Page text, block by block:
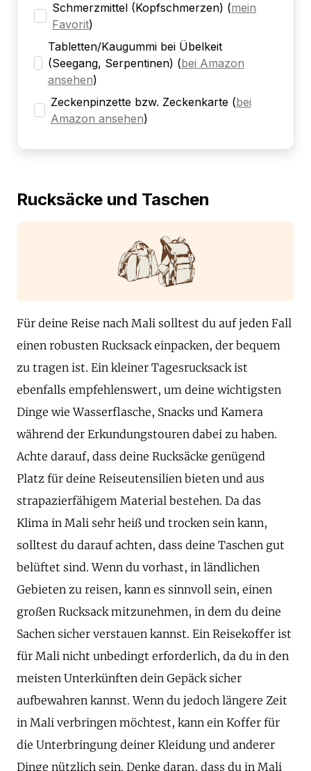
Schmerzmittel (Kopfschmerzen) (mein
Favorit)
Tabletten/Kaugummi bei Übelkeit
(Seegang, Serpentinen) (bei Amazon
ansehen)
Zeckenpinzette bzw. Zeckenkarte (bei
Amazon ansehen)
Rucksäcke und Taschen
Für deine Reise nach Mali solltest du auf jeden Fall
einen robusten Rucksack einpacken, der bequem
zu tragen ist. Ein kleiner Tagesrucksack ist
ebenfalls empfehlenswert, um deine wichtigsten
Dinge wie Wasserflasche, Snacks und Kamera
während der Erkundungstouren dabei zu haben.
Achte darauf, dass deine Rucksäcke genügend
Platz für deine Reiseutensilien bieten und aus
strapazierfähigem Material bestehen. Da das
Klima in Mali sehr heiß und trocken sein kann,
solltest du darauf achten, dass deine Taschen gut
belüftet sind. Wenn du vorhast, in ländlichen
Gebieten zu reisen, kann es sinnvoll sein, einen
großen Rucksack mitzunehmen, in dem du deine
Sachen sicher verstauen kannst. Ein Reisekoffer ist
für Mali nicht unbedingt erforderlich, da du in den
meisten Unterkünften dein Gepäck sicher
aufbewahren kannst. Wenn du jedoch längere Zeit
in Mali verbringen möchtest, kann ein Koffer für
die Unterbringung deiner Kleidung und anderer
Dinge nützlich sein. Denke daran, dass du in Mali